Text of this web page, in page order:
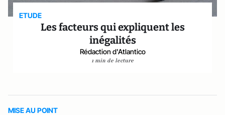
ETUDE
Les facteurs qui expliquent les
inégalités
Rédaction d'Atlantico
1 min de lecture
MISE AU POINT